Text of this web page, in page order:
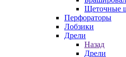
Щеточные
Перфораторы
Лобзики
Дрели
Назад
Дрели